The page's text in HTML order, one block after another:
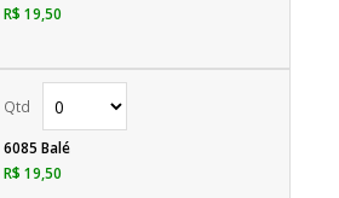
R$ 19,50
6085 Balé
R$ 19,50